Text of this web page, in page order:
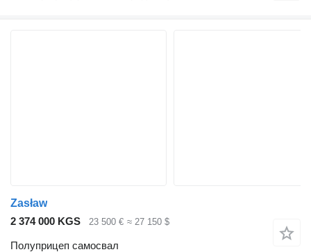
Zasław
2 374 000 KGS
23 500 € ≈ 27 150 $
Полуприцеп самосвал